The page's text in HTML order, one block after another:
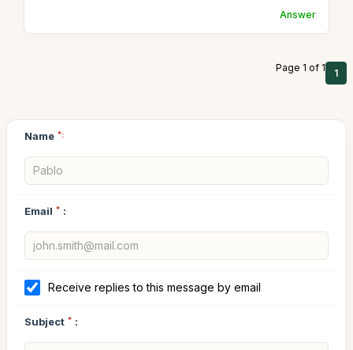
Answer
Page 1 of 1 1
Name *:
Email * :
Receive replies to this message by email
Subject * :